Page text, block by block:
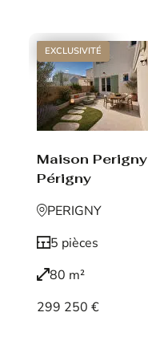
EXCLUSIVITÉ
Maison Perigny
Périgny
PERIGNY
5 pièces
80 m²
299 250 €